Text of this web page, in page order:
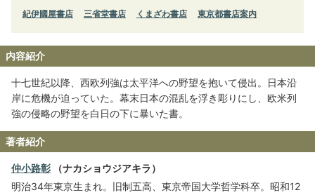
紀伊國屋書店 三省堂書店 くまざわ書店 東京都書店案内
内容紹介
十七世紀以降、西欧列強は太平洋への野望を抱いて侵出。日本沿
岸に危機が迫っていた。幕末日本の混乱を浮き彫りにし、欧米列
強の侵略の野望を白日の下に暴いた書。
著者紹介
仲小路彰 （ナカショウジアキラ）
明治34年東京生まれ。旧制五高、東京帝国大学哲学科卒。昭和12